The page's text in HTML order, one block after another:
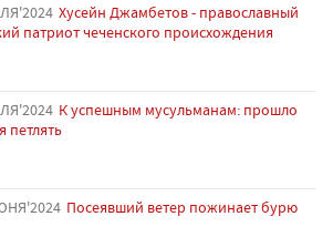
Хусейн Джамбетов - православный
патриот чеченского происхождения
К успешным мусульманам: прошло
петлять
Посеявший ветер пожинает бурю